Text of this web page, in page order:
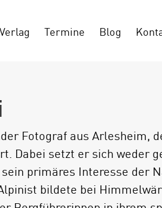
Verlag Termine Blog
Fotograf aus Arlesheim,
Dabei setzt er sich weder
primäres Interesse der
bildete bei